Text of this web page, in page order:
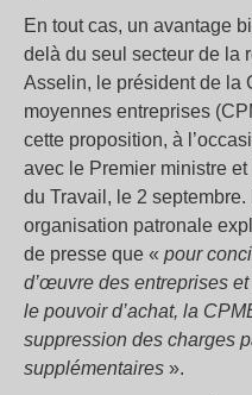
En tout cas, un avantage
delà du seul secteur de la
Asselin, le président de la
moyennes entreprises
cette proposition, à
avec le Premier ministre
du Travail, le 2
organisation patronale
de presse que « pour
d’œuvre des entreprises
le pouvoir d’achat, la
suppression des charges
supplémentaires ».